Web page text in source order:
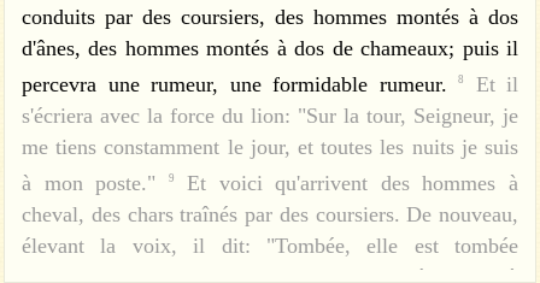
conduits par des coursiers, des hommes montés à dos
d'ânes, des hommes montés à dos de chameaux; puis il
percevra une rumeur, une formidable rumeur.
8
Et il
s'écriera avec la force du lion: "Sur la tour, Seigneur, je
me tiens constamment le jour, et toutes les nuits je suis
à mon poste."
9
Et voici qu'arrivent des hommes à
cheval, des chars traînés par des coursiers. De nouveau,
élevant la voix, il dit: "Tombée, elle est tombée
Babylone, toutes les idoles de ses divinités gisent à
א
מַשָּׂא, מִדְבַּר-יָם: כְּסוּפוֹת בַּנֶּגֶב, לַחֲלֹף,
מִמִּדְבָּר בָּא, מֵאֶרֶץ נוֹרָאָה.
ב
חָזוּת קָשָׁה,
הֻגַּד-לִי: הַבּוֹגֵד בּוֹגֵד, וְהַשּׁוֹדֵד שׁוֹדֵד, עֲלִי
עֵילָם צוּרִי מָדַי, כָּל-אַנְחָתָה הִשְׁבַּתִּי.
עַל-כֵּן, מָלְאוּ מָתְנַי חַלְחָלָה--צִירִים
אֲחָזוּנִי, כְּצִירֵי יוֹלֵדָה; נַעֲוֵיתִי מִשְּׁמֹעַ,